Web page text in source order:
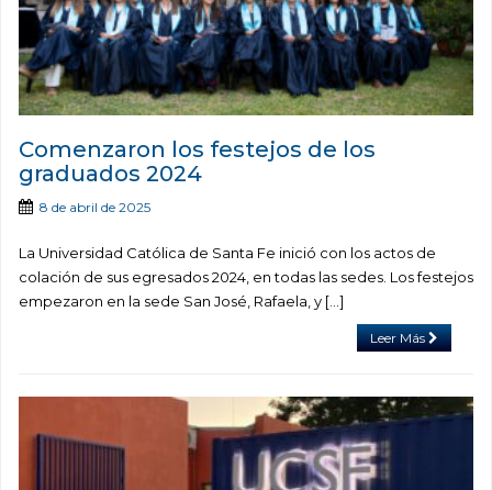
Comenzaron los festejos de los
graduados 2024
8 de abril de 2025
La Universidad Católica de Santa Fe inició con los actos de
colación de sus egresados 2024, en todas las sedes. Los festejos
empezaron en la sede San José, Rafaela, y [...]
Leer Más